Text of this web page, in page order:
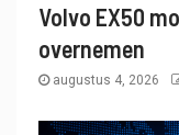
Volvo EX50
overnemen
augustus 4, 2026